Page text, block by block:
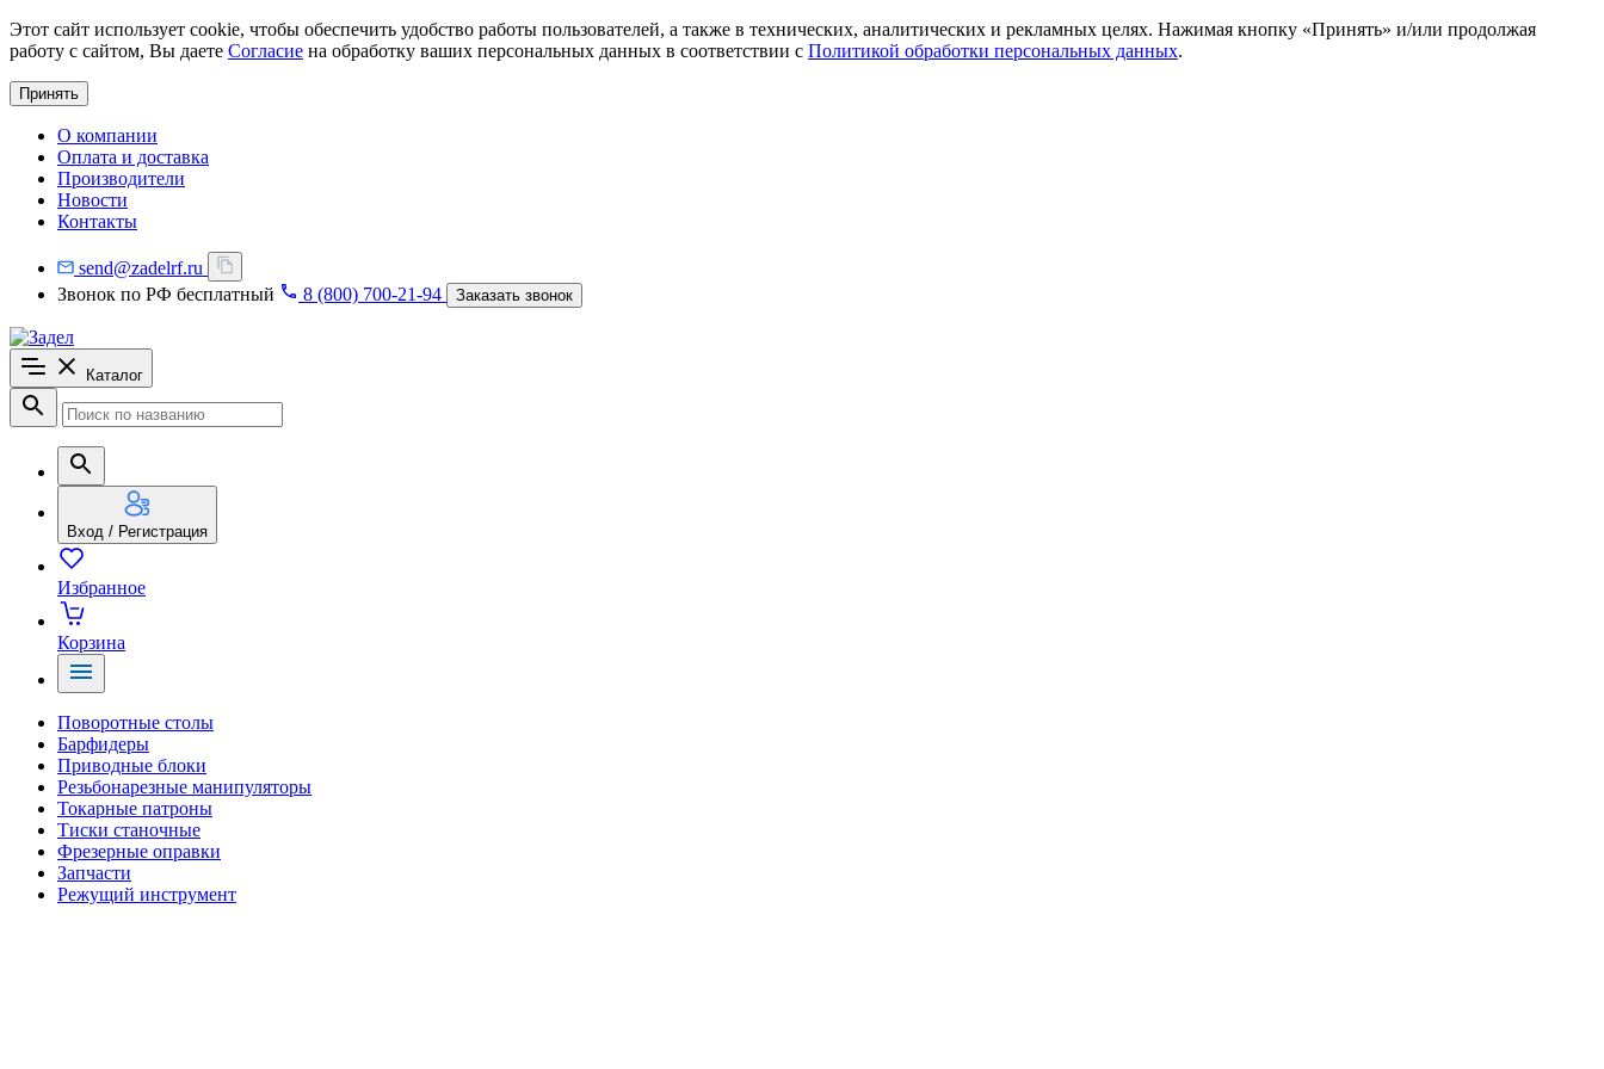
Этот сайт использует cookie, чтобы обеспечить удобство работы пользователей, а также в технических, аналитических и рекламных целях. Нажимая кнопку «Принять» и/или продолжая
работу с сайтом, Вы даете Согласие на обработку ваших персональных данных в соответствии с Политикой обработки персональных данных.
Принять
О компании
Оплата и доставка
Производители
Новости
Контакты
send@zadelrf.ru
Звонок по РФ бесплатный
8 (800) 700-21-94 Заказать звонок
Каталог
Вход / Регистрация
Избранное
Корзина
Поворотные столы
Барфидеры
Приводные блоки
Резьбонарезные манипуляторы
Токарные патроны
Тиски станочные
Фрезерные оправки
Запчасти
Режущий инструмент